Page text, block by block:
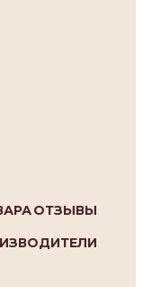
ОТЗЫВЫ